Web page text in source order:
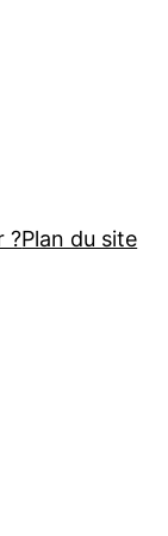
?Plan du site